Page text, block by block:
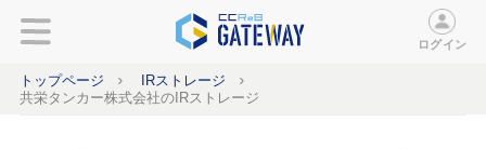
ログイン
トップページ
IRストレージ
共栄タンカー株式会社のIRストレージ